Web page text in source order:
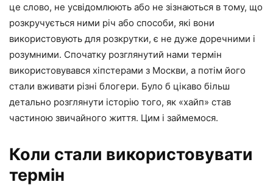
це слово, не усвідомлюють або не зізнаються в тому, що
розкручується ними річ або способи, які вони
використовують для розкрутки, є не дуже доречними і
розумними. Спочатку розглянутий нами термін
використовувався хіпстерами з Москви, а потім його
стали вживати різні блогери. Було б цікаво більш
детально розглянути історію того, як «хайп» став
частиною звичайного життя. Цим і займемося.
Коли стали використовувати
термін